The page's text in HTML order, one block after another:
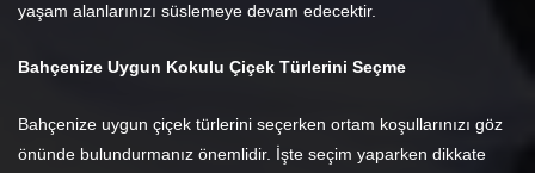
yaşam alanlarınızı süslemeye devam edecektir.
Bahçenize Uygun Kokulu Çiçek Türlerini Seçme
Bahçenize uygun çiçek türlerini seçerken ortam koşullarınızı göz
önünde bulundurmanız önemlidir. İşte seçim yaparken dikkate